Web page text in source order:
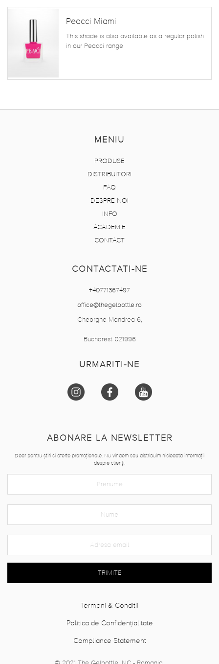
Peacci Miami
This shade is also available as a regular polish
in our Peacci range
MENIU
PRODUSE
DISTRIBUITORI
FAQ
DESPRE NOI
INFO
ACADEMIE
CONTACT
CONTACTATI-NE
+40771367497
office@thegelbottle.ro
Gheorghe Mandrea 6,
Bucharest 021996
URMARITI-NE
ABONARE LA NEWSLETTER
Doar pentru știri si oferte promoționale. Nu vindem sau distribuim niciodată informații
despre clienți.
TRIMITE
Termeni & Conditii
Politica de Confidențialitate
Compliance Statement